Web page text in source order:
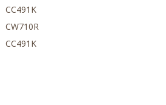
CC491K
CW710R
CC491K